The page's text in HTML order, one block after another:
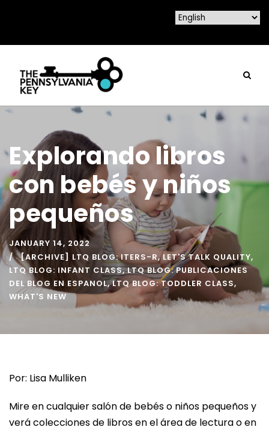
Explorando libros
con bebés y niños
pequeños
JANUARY 14, 2022
[ARCHIVE] LTQ BLOG: ITERS-R, LET'S TALK QUALITY,
LTQ BLOG: INFANT CLASS, LTQ BLOG: PUBLICACIONES
DEL BLOG EN ESPANOL, LTQ BLOG: TODDLER CLASS,
WHAT'S NEW
Por: Lisa Mulliken
Mire en cualquier salón de bebés o niños pequeños y
verá colecciones de libros en el área de lectura o en